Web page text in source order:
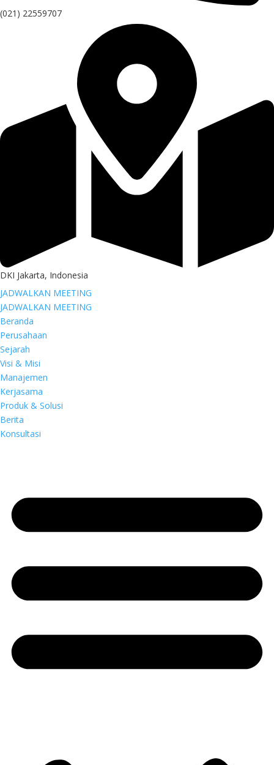
(021) 22559707
DKI Jakarta, Indonesia
JADWALKAN MEETING
JADWALKAN MEETING
Beranda
Perusahaan
Sejarah
Visi & Misi
Manajemen
Kerjasama
Produk & Solusi
Berita
Konsultasi